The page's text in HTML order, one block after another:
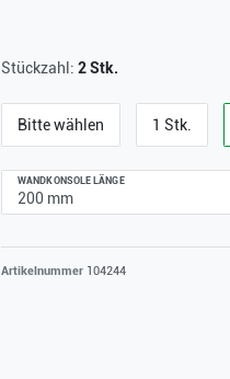
Stückzahl: 2 Stk.
Bitte wählen 1 Stk.
WANDKONSOLE LÄNGE
Artikelnummer 104244